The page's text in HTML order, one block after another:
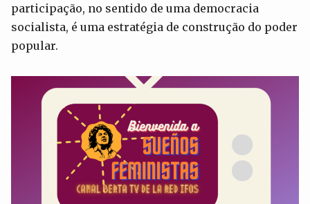
participação, no sentido de uma democracia
socialista, é uma estratégia de construção do poder
popular.